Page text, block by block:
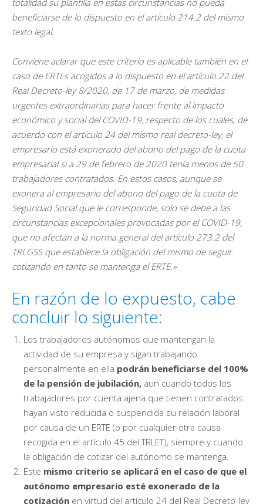
totalidad su plantilla en estas circunstancias no pueda
beneficiarse de lo dispuesto en el artículo 214.2 del mismo
texto legal.
Conviene aclarar que este criterio es aplicable también en el
caso de ERTEs acogidos a lo dispuesto en el artículo 22 del
Real Decreto-ley 8/2020, de 17 de marzo, de medidas
urgentes extraordinarias para hacer frente al impacto
económico y social del COVID-19, respecto de los cuales, de
acuerdo con el artículo 24 del mismo real decreto-ley, el
empresario está exonerado del abono del pago de la cuota
empresarial si a 29 de febrero de 2020 tenía menos de 50
trabajadores contratados. En estos casos, aunque se
exonera al empresario del abono del pago de la cuota de
Seguridad Social que le corresponde, solo se debe a las
circunstancias excepcionales provocadas por el COVID-19,
que no afectan a la norma general del artículo 273.2 del
TRLGSS que establece la obligación del mismo de seguir
cotizando en tanto se mantenga el ERTE.»
En razón de lo expuesto, cabe
concluir lo siguiente:
Los trabajadores autónomos que mantengan la
actividad de su empresa y sigan trabajando
personalmente en ella podrán beneficiarse del 100%
de la pensión de jubilación, aun cuando todos los
trabajadores por cuenta ajena que tienen contratados
hayan visto reducida o suspendida su relación laboral
por causa de un ERTE (o por cualquier otra causa
recogida en el artículo 45 del TRLET), siempre y cuando
la obligación de cotizar del autónomo se mantenga.
Este mismo criterio se aplicará en el caso de que el
autónomo empresario esté exonerado de la
cotización en virtud del artículo 24 del Real Decreto-ley